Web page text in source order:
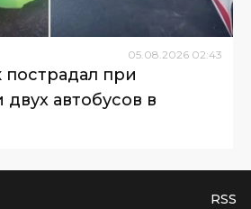
05.08.2026 02:43
при
автобусов в
RSS